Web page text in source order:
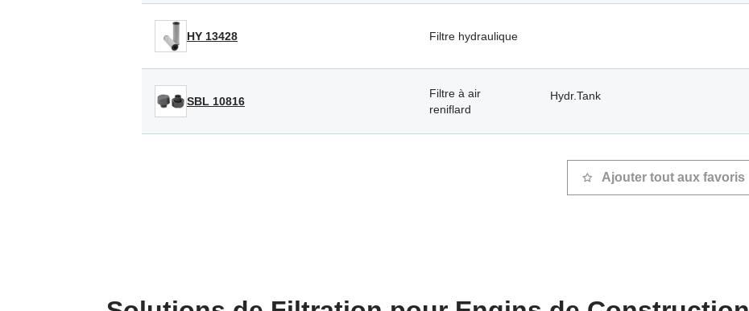
HY 13428 Filtre hydraulique
SBL 10816
Filtre à air
reniflard
Hydr.Tank
Ajouter tout aux favoris